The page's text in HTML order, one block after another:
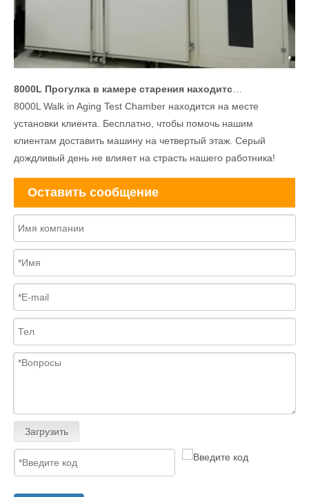
8000L Walk in Aging Test Chamber находится на месте
установки клиента. Бесплатно, чтобы помочь нашим
клиентам доставить машину на четвертый этаж. Серый
дождливый день не влияет на страсть нашего работника!
Оставить сообщение
Загрузить